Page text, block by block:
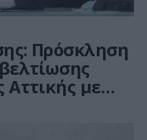
Πρόσκληση
Αττικής με
το ΕΣΠΑ